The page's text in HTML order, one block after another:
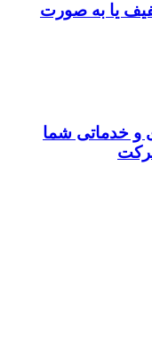
یا به صورت
و خدماتی شما